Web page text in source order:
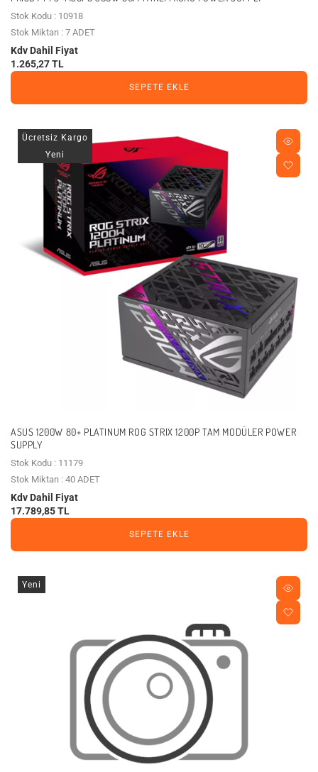
Stok Kodu : 10918
Stok Miktarı : 7 ADET
Kdv Dahil Fiyat
1.265,27 TL
SEPETE EKLE
Ücretsiz Kargo
Yeni
ASUS 1200W 80+ PLATINUM ROG STRIX 1200P TAM MODÜLER POWER
SUPPLY
Stok Kodu : 11179
Stok Miktarı : 40 ADET
Kdv Dahil Fiyat
17.789,85 TL
SEPETE EKLE
Yeni